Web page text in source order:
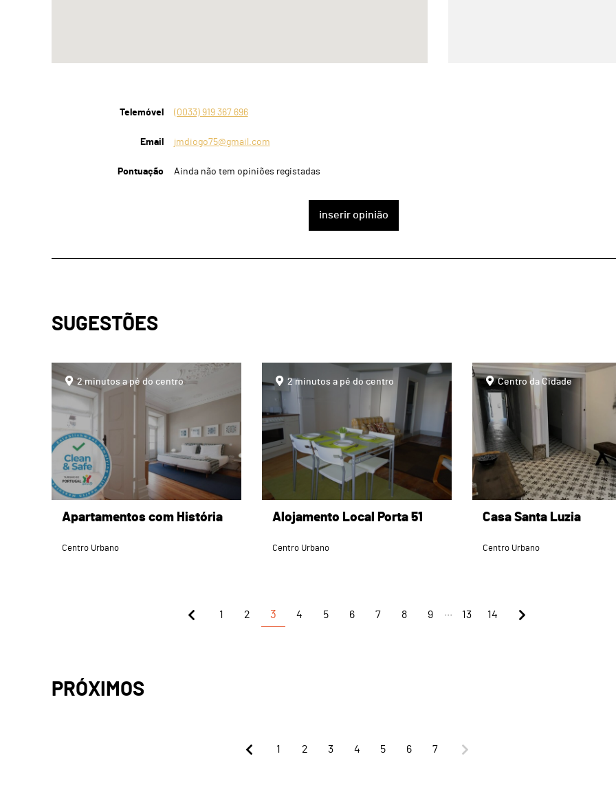
Telemóvel (0033) 919 367 696
Email jmdiogo75@gmail.com
Pontuação Ainda não tem opiniões registadas
inserir opinião
SUGESTÕES
page2 minutos a pé do centro
Apartamentos com História
Centro Urbano
page2 minutos a pé do centro
Alojamento Local Porta 51
Centro Urbano
pageCentro da Cidade
Casa Santa Luzia
Centro Urbano
1 2 3 4 5 6 7 8 9 13 14
PRÓXIMOS
1 2 3 4 5 6 7